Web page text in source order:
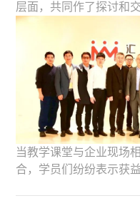
层面，共同作了探讨和交
当教学课堂与企业现场
合，学员们纷纷表示获益